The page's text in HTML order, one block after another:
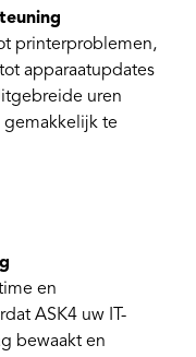
printerproblemen,
apparaatupdates
uren
gemakkelijk te
en
ASK4 uw IT-
bewaakt en